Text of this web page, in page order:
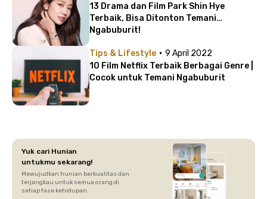
13 Drama dan Film Park Shin Hye
Terbaik, Bisa Ditonton Temani
Ngabuburit!
Tips & Lifestyle · 9 April 2022
10 Film Netflix Terbaik Berbagai Genre |
Cocok untuk Temani Ngabuburit
Yuk cari Hunian
untukmu sekarang!
Mewujudkan hunian berkualitas dan
terjangkau untuk semua orang di
setiap fase kehidupan.